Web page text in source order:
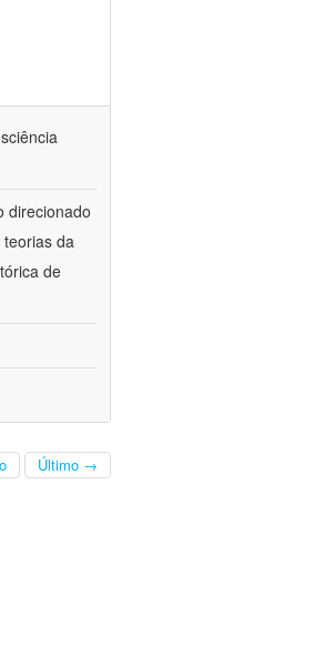
direcionado
da
de
Último →